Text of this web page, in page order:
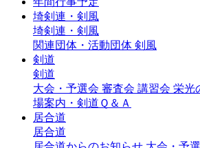
埼剣連・剣風
埼剣連・剣風
関連団体・活動団体 剣風
剣道
剣道
大会・予選会 審査会 講習会 栄光
場案内・剣道Ｑ＆Ａ
居合道
居合道